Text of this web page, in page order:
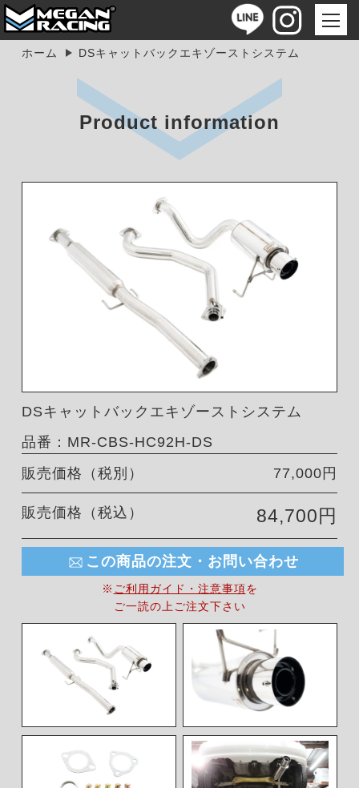
ホーム DSキャットバックエキゾーストシステム
Product information
DSキャットバックエキゾーストシステム
品番：MR-CBS-HC92H-DS
販売価格（税別）
77,000円
販売価格（税込） 84,700円
この商品の注文・お問い合わせ
※ ご利用ガイド・注意事項を
ご一読の上ご注文下さい